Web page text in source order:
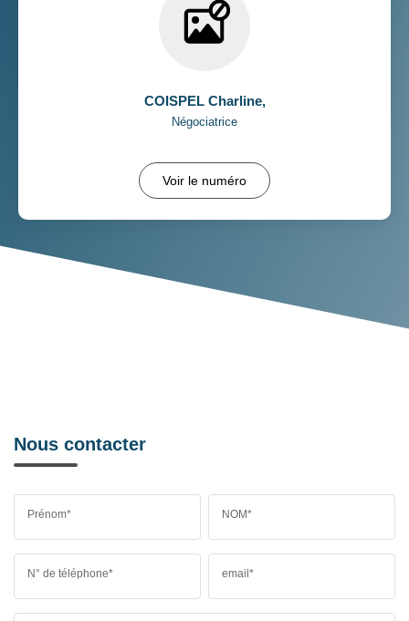
COISPEL Charline,
Négociatrice
Voir le numéro
Nous contacter
Prénom* NOM*
N° de téléphone* email*